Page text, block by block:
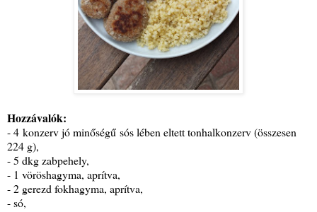
Hozzávalók:
- 4 konzerv jó minőségű sós lében eltett tonhalkonzerv (összesen
224 g),
- 5 dkg zabpehely,
- 1 vöröshagyma, aprítva,
- 2 gerezd fokhagyma, aprítva,
- só,